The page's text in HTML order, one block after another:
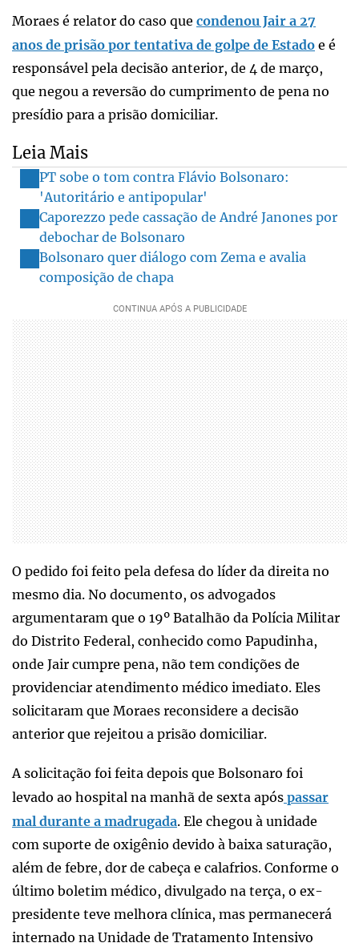
Moraes é relator do caso que condenou Jair a 27
anos de prisão por tentativa de golpe de Estado e é
responsável pela decisão anterior, de 4 de março,
que negou a reversão do cumprimento de pena no
presídio para a prisão domiciliar.
Leia Mais
PT sobe o tom contra Flávio Bolsonaro:
'Autoritário e antipopular'
Caporezzo pede cassação de André Janones por
debochar de Bolsonaro
Bolsonaro quer diálogo com Zema e avalia
composição de chapa
O pedido foi feito pela defesa do líder da direita no
mesmo dia. No documento, os advogados
argumentaram que o 19º Batalhão da Polícia Militar
do Distrito Federal, conhecido como Papudinha,
onde Jair cumpre pena, não tem condições de
providenciar atendimento médico imediato. Eles
solicitaram que Moraes reconsidere a decisão
anterior que rejeitou a prisão domiciliar.
A solicitação foi feita depois que Bolsonaro foi
levado ao hospital na manhã de sexta após passar
mal durante a madrugada. Ele chegou à unidade
com suporte de oxigênio devido à baixa saturação,
além de febre, dor de cabeça e calafrios. Conforme o
último boletim médico, divulgado na terça, o ex-
presidente teve melhora clínica, mas permanecerá
internado na Unidade de Tratamento Intensivo